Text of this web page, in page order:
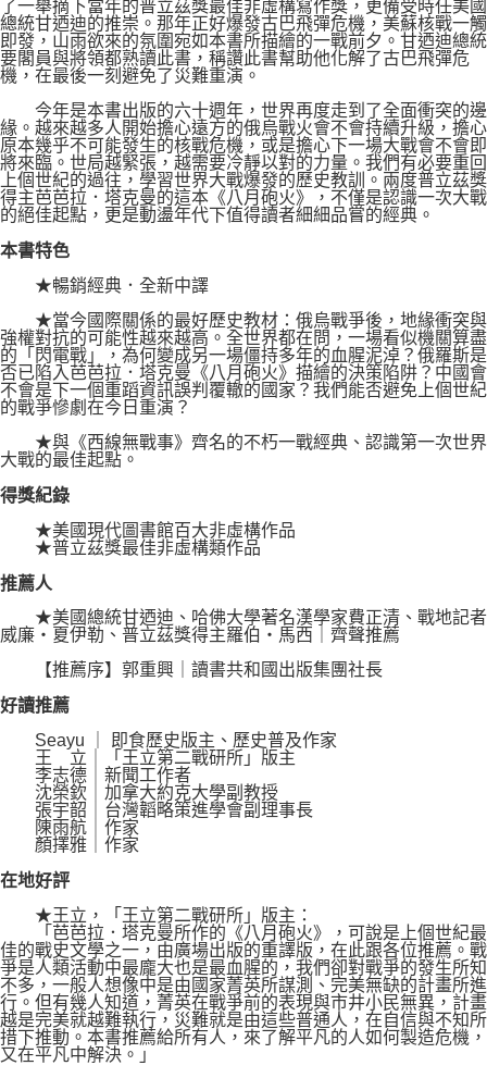
了一舉摘下當年的普立茲獎最佳非虛構寫作獎，更備受時任美國
總統甘迺迪的推崇。那年正好爆發古巴飛彈危機，美蘇核戰一觸
即發，山雨欲來的氛圍宛如本書所描繪的一戰前夕。甘迺迪總統
要閣員與將領都熟讀此書，稱讚此書幫助他化解了古巴飛彈危
機，在最後一刻避免了災難重演。
今年是本書出版的六十週年，世界再度走到了全面衝突的邊
緣。越來越多人開始擔心遠方的俄烏戰火會不會持續升級，擔心
原本幾乎不可能發生的核戰危機，或是擔心下一場大戰會不會即
將來臨。世局越緊張，越需要冷靜以對的力量。我們有必要重回
上個世紀的過往，學習世界大戰爆發的歷史教訓。兩度普立茲獎
得主芭芭拉．塔克曼的這本《八月砲火》，不僅是認識一次大戰
的絕佳起點，更是動盪年代下值得讀者細細品嘗的經典。
本書特色
★暢銷經典．全新中譯
★當今國際關係的最好歷史教材：俄烏戰爭後，地緣衝突與
強權對抗的可能性越來越高。全世界都在問，一場看似機關算盡
的「閃電戰」，為何變成另一場僵持多年的血腥泥淖？俄羅斯是
否已陷入芭芭拉．塔克曼《八月砲火》描繪的決策陷阱？中國會
不會是下一個重蹈資訊誤判覆轍的國家？我們能否避免上個世紀
的戰爭慘劇在今日重演？
★與《西線無戰事》齊名的不朽一戰經典、認識第一次世界
大戰的最佳起點。
得獎紀錄
★美國現代圖書館百大非虛構作品
★普立茲獎最佳非虛構類作品
推薦人
★美國總統甘迺迪、哈佛大學著名漢學家費正清、戰地記者
威廉‧夏伊勒、普立茲獎得主羅伯‧馬西｜齊聲推薦
【推薦序】郭重興｜讀書共和國出版集團社長
好讀推薦
Seayu ｜ 即食歷史版主、歷史普及作家
王 立｜「王立第二戰研所」版主
李志德｜新聞工作者
沈榮欽｜加拿大約克大學副教授
張宇韶｜台灣韜略策進學會副理事長
陳雨航｜作家
顏擇雅｜作家
在地好評
★王立，「王立第二戰研所」版主：
「芭芭拉．塔克曼所作的《八月砲火》，可說是上個世紀最
佳的戰史文學之一，由廣場出版的重譯版，在此跟各位推薦。戰
爭是人類活動中最龐大也是最血腥的，我們卻對戰爭的發生所知
不多，一般人想像中是由國家菁英所謀測、完美無缺的計畫所進
行。但有幾人知道，菁英在戰爭前的表現與市井小民無異，計畫
越是完美就越難執行，災難就是由這些普通人，在自信與不知所
措下推動。本書推薦給所有人，來了解平凡的人如何製造危機，
又在平凡中解決。」